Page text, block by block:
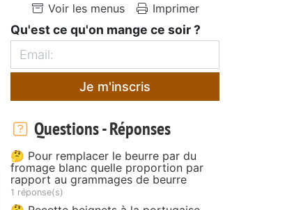
Voir les menus Imprimer
Qu'est ce qu'on mange ce soir ?
Je m'inscris
Questions - Réponses
🤔 Pour remplacer le beurre par du
fromage blanc quelle proportion par
rapport au grammages de beurre
1 réponse(s)